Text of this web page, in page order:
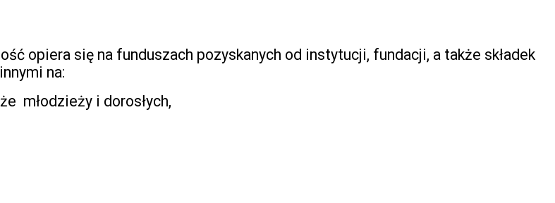
opiera się na funduszach pozyskanych od instytucji, fundacji, a także składek
na:
młodzieży i dorosłych,